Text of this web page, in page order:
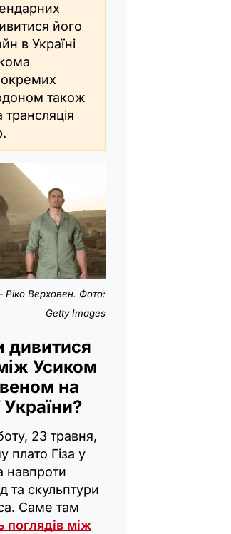
його
в Україні
також
Ріко Верховен. Фото:
Getty Images
дивитися
Усиком
на
України?
23 травня,
плато Гіза у
навпроти
та скульптури
Саме там
поглядів між